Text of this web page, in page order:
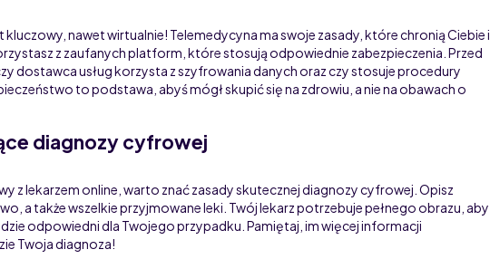
nawet wirtualnie! Telemedycyna ma swoje zasady, które chronią Ciebie i
z zaufanych platform, które stosują odpowiednie zabezpieczenia. Przed
dostawca usług korzysta z szyfrowania danych oraz czy stosuje procedury
to podstawa, abyś mógł skupić się na zdrowiu, a nie na obawach o
diagnozy cyfrowej
z lekarzem online, warto znać zasady skutecznej diagnozy cyfrowej. Opisz
a także wszelkie przyjmowane leki. Twój lekarz potrzebuje pełnego obrazu, aby
odpowiedni dla Twojego przypadku. Pamiętaj, im więcej informacji
Twoja diagnoza!